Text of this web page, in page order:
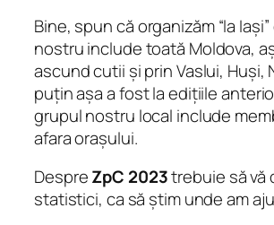
Bine, spun că organizăm “la
nostru include toată Moldova,
ascund cutii și prin Vaslui, Huși,
puțin așa a fost la edițiile
grupul nostru local include
afara orașului.
DespreZpC 2023trebuie să vă
statistici, ca să știm unde am